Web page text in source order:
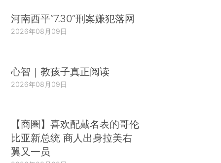
河南西平“7.30”刑案嫌犯落网
2026年08月09日
心智｜教孩子真正阅读
2026年08月09日
【商圈】喜欢配戴名表的哥伦
比亚新总统 商人出身拉美右
翼又一员